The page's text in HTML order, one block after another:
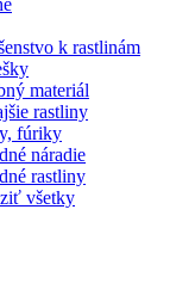
k rastlinám
materiál
rastliny
fúriky
náradie
rastliny
všetky